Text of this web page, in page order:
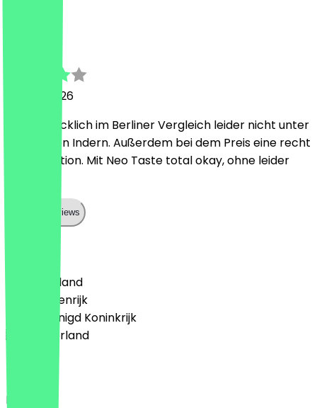
10 april 2026
Geschmacklich im Berliner Vergleich leider nicht unter
den besten Indern. Außerdem bei dem Preis eine recht
kleine Portion. Mit Neo Taste total okay, ohne leider
Show all reviews
🇩🇪 Duitsland
🇦🇹 Oostenrijk
🇬🇧 Verenigd Koninkrijk
🇳🇱 Nederland
English